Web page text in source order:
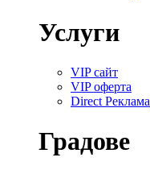
Услуги
VIP сайт
VIP оферта
Direct Реклама
Градове